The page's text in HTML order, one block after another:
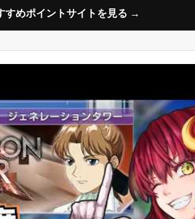
すめポイントサイトを見る →